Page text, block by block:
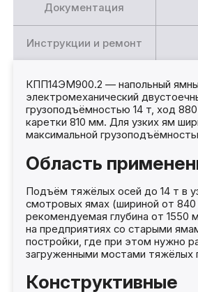
Документация
Инструкции и ремонт
КПП14ЭМ900.2 — напольный
электромеханический
грузоподъёмностью 14 т, ход
каретки 810 мм. Для узких ям
максимальной
Область
Подъём тяжёлых осей до 14 т в
смотровых ямах (шириной от 840
рекомендуемая глубина от 1550
на предприятиях со старыми
постройки, где при этом нужно
загруженными мостами тяжёлых
Конструктивные